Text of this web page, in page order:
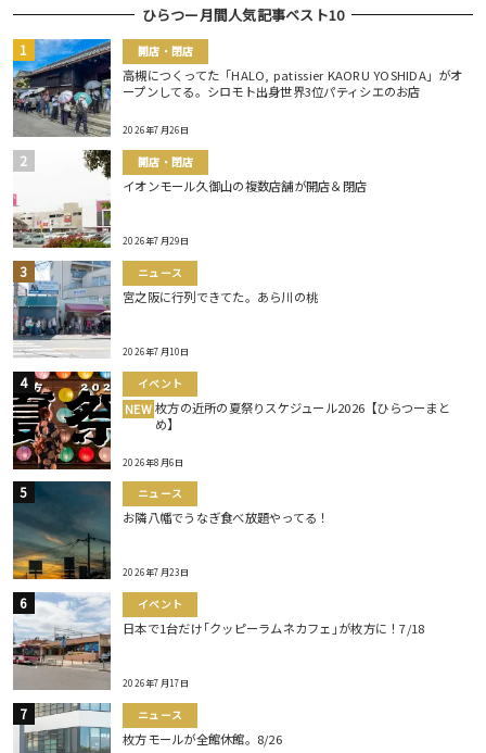
ひらつー月間人気記事ベスト10
開店・閉店
高槻につくってた「HALO, patissier KAORU YOSHIDA」がオ
ープンしてる。シロモト出身世界3位パティシエのお店
2026年7月26日
開店・閉店
イオンモール久御山の複数店舗が開店＆閉店
2026年7月29日
ニュース
宮之阪に行列できてた。あら川の桃
2026年7月10日
イベント
NEW 枚方の近所の夏祭りスケジュール2026【ひらつーまと
め】
2026年8月6日
ニュース
お隣八幡でうなぎ食べ放題やってる！
2026年7月23日
イベント
日本で1台だけ｢クッピーラムネカフェ｣が枚方に！7/18
2026年7月17日
ニュース
枚方モールが全館休館。8/26